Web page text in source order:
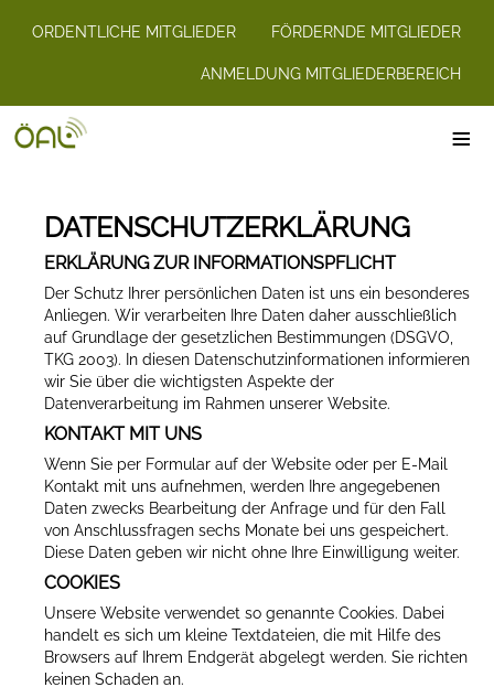
ORDENTLICHE MITGLIEDER FÖRDERNDE MITGLIEDER
ANMELDUNG MITGLIEDERBEREICH
≡
DATENSCHUTZERKLÄRUNG
ERKLÄRUNG ZUR INFORMATIONSPFLICHT
Der Schutz Ihrer persönlichen Daten ist uns ein besonderes
Anliegen. Wir verarbeiten Ihre Daten daher ausschließlich
auf Grundlage der gesetzlichen Bestimmungen (DSGVO,
TKG 2003). In diesen Datenschutzinformationen informieren
wir Sie über die wichtigsten Aspekte der
Datenverarbeitung im Rahmen unserer Website.
KONTAKT MIT UNS
Wenn Sie per Formular auf der Website oder per E-Mail
Kontakt mit uns aufnehmen, werden Ihre angegebenen
Daten zwecks Bearbeitung der Anfrage und für den Fall
von Anschlussfragen sechs Monate bei uns gespeichert.
Diese Daten geben wir nicht ohne Ihre Einwilligung weiter.
COOKIES
Unsere Website verwendet so genannte Cookies. Dabei
handelt es sich um kleine Textdateien, die mit Hilfe des
Browsers auf Ihrem Endgerät abgelegt werden. Sie richten
keinen Schaden an.